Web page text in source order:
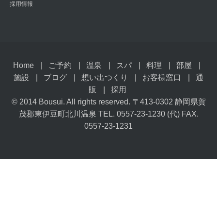
採用情報
Home ご予約 温泉 スパ 料理
部屋
施設
ブログ 想い出つくり お客様窓口
通
販
採用
© 2014 Bousui. All rights reserved. 〒413-0302 静岡県賀
茂郡東伊豆町北川温泉 TEL. 0557-23-1230 (代) FAX.
0557-23-1231